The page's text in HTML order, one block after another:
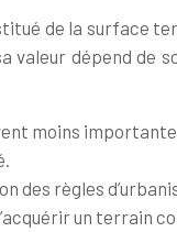
de la surface
dépend de
moins
des règles
un terrain